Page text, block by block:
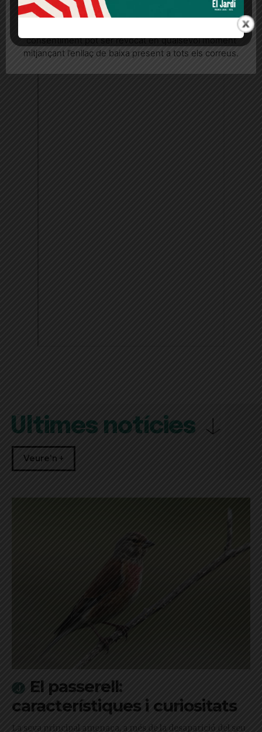
Últimes notícies
Veure'n +
El passerell:
característiques i curiositats
La seva principal amenaça, a més de la desaparició del seu
seu consentiment explícit per rebre comunicacions
consentiment pot ser revocat en qualsevol moment
mitjançant l’enllaç de baixa present a tots els correus.